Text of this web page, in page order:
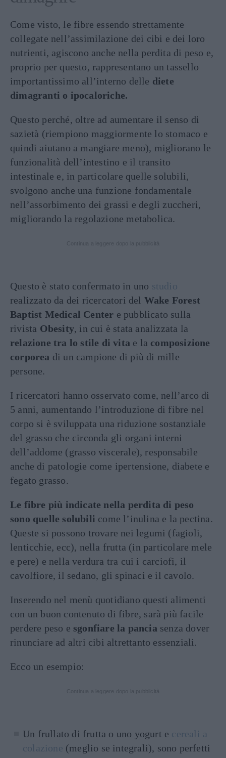
Come visto, le fibre essendo strettamente
collegate nell’assimilazione dei cibi e dei loro
nutrienti, agiscono anche nella perdita di peso e,
proprio per questo, rappresentano un tassello
importantissimo all’interno delle diete
dimagranti o ipocaloriche.
Questo perché, oltre ad aumentare il senso di
sazietà (riempiono maggiormente lo stomaco e
quindi aiutano a mangiare meno), migliorano le
funzionalità dell’intestino e il transito
intestinale e, in particolare quelle solubili,
svolgono anche una funzione fondamentale
nell’assorbimento dei grassi e degli zuccheri,
migliorando la regolazione metabolica.
Questo è stato confermato in uno studio
realizzato da dei ricercatori del Wake Forest
Baptist Medical Center e pubblicato sulla
rivista Obesity, in cui è stata analizzata la
relazione tra lo stile di vita e la composizione
corporea di un campione di più di mille
persone.
I ricercatori hanno osservato come, nell’arco di
5 anni, aumentando l’introduzione di fibre nel
corpo si è sviluppata una riduzione sostanziale
del grasso che circonda gli organi interni
dell’addome (grasso viscerale), responsabile
anche di patologie come ipertensione, diabete e
fegato grasso.
Le fibre più indicate nella perdita di peso
sono quelle solubili come l’inulina e la pectina.
Queste si possono trovare nei legumi (fagioli,
lenticchie, ecc), nella frutta (in particolare mele
e pere) e nella verdura tra cui i carciofi, il
cavolfiore, il sedano, gli spinaci e il cavolo.
Inserendo nel menù quotidiano questi alimenti
con un buon contenuto di fibre, sarà più facile
perdere peso e sgonfiare la pancia senza dover
rinunciare ad altri cibi altrettanto essenziali.
Ecco un esempio:
Un frullato di frutta o uno yogurt e cereali a
colazione (meglio se integrali), sono perfetti